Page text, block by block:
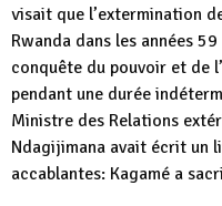
visait que l’extermination
Rwanda dans les années
conquête du pouvoir et de
pendant une durée
Ministre des Relations
Ndagijimana avait écrit un
accablantes: Kagamé a